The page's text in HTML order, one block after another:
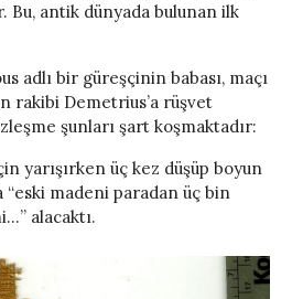
Bu, antik dünyada bulunan ilk
adlı bir güreşçinin babası, maçı
rakibi Demetrius’a rüşvet
şunları şart koşmaktadır:
yarışırken üç kez düşüp boyun
“eski madeni paradan üç bin
alacaktı.